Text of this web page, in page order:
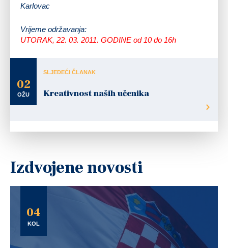
Karlovac
Vrijeme održavanja:
UTORAK, 22. 03. 2011. GODINE od 10 do 16h
02
OŽU
SLJEDEĆI ČLANAK
Kreativnost naših učenika
Izdvojene novosti
04
KOL